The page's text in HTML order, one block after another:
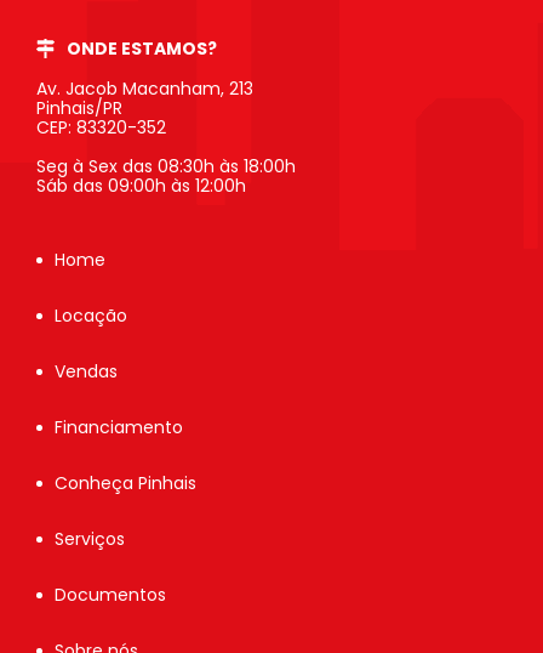
ONDE ESTAMOS?
Av. Jacob Macanham, 213
Pinhais/PR
CEP: 83320-352
Seg à Sex das 08:30h às 18:00h
Sáb das 09:00h às 12:00h
Home
Locação
Vendas
Financiamento
Conheça Pinhais
Serviços
Documentos